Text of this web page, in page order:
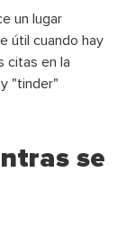
un lugar
útil cuando hay
citas en la
"tinder"
se